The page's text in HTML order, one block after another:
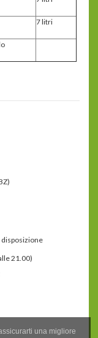
una migliore
7 litri
disposizione
21.00)